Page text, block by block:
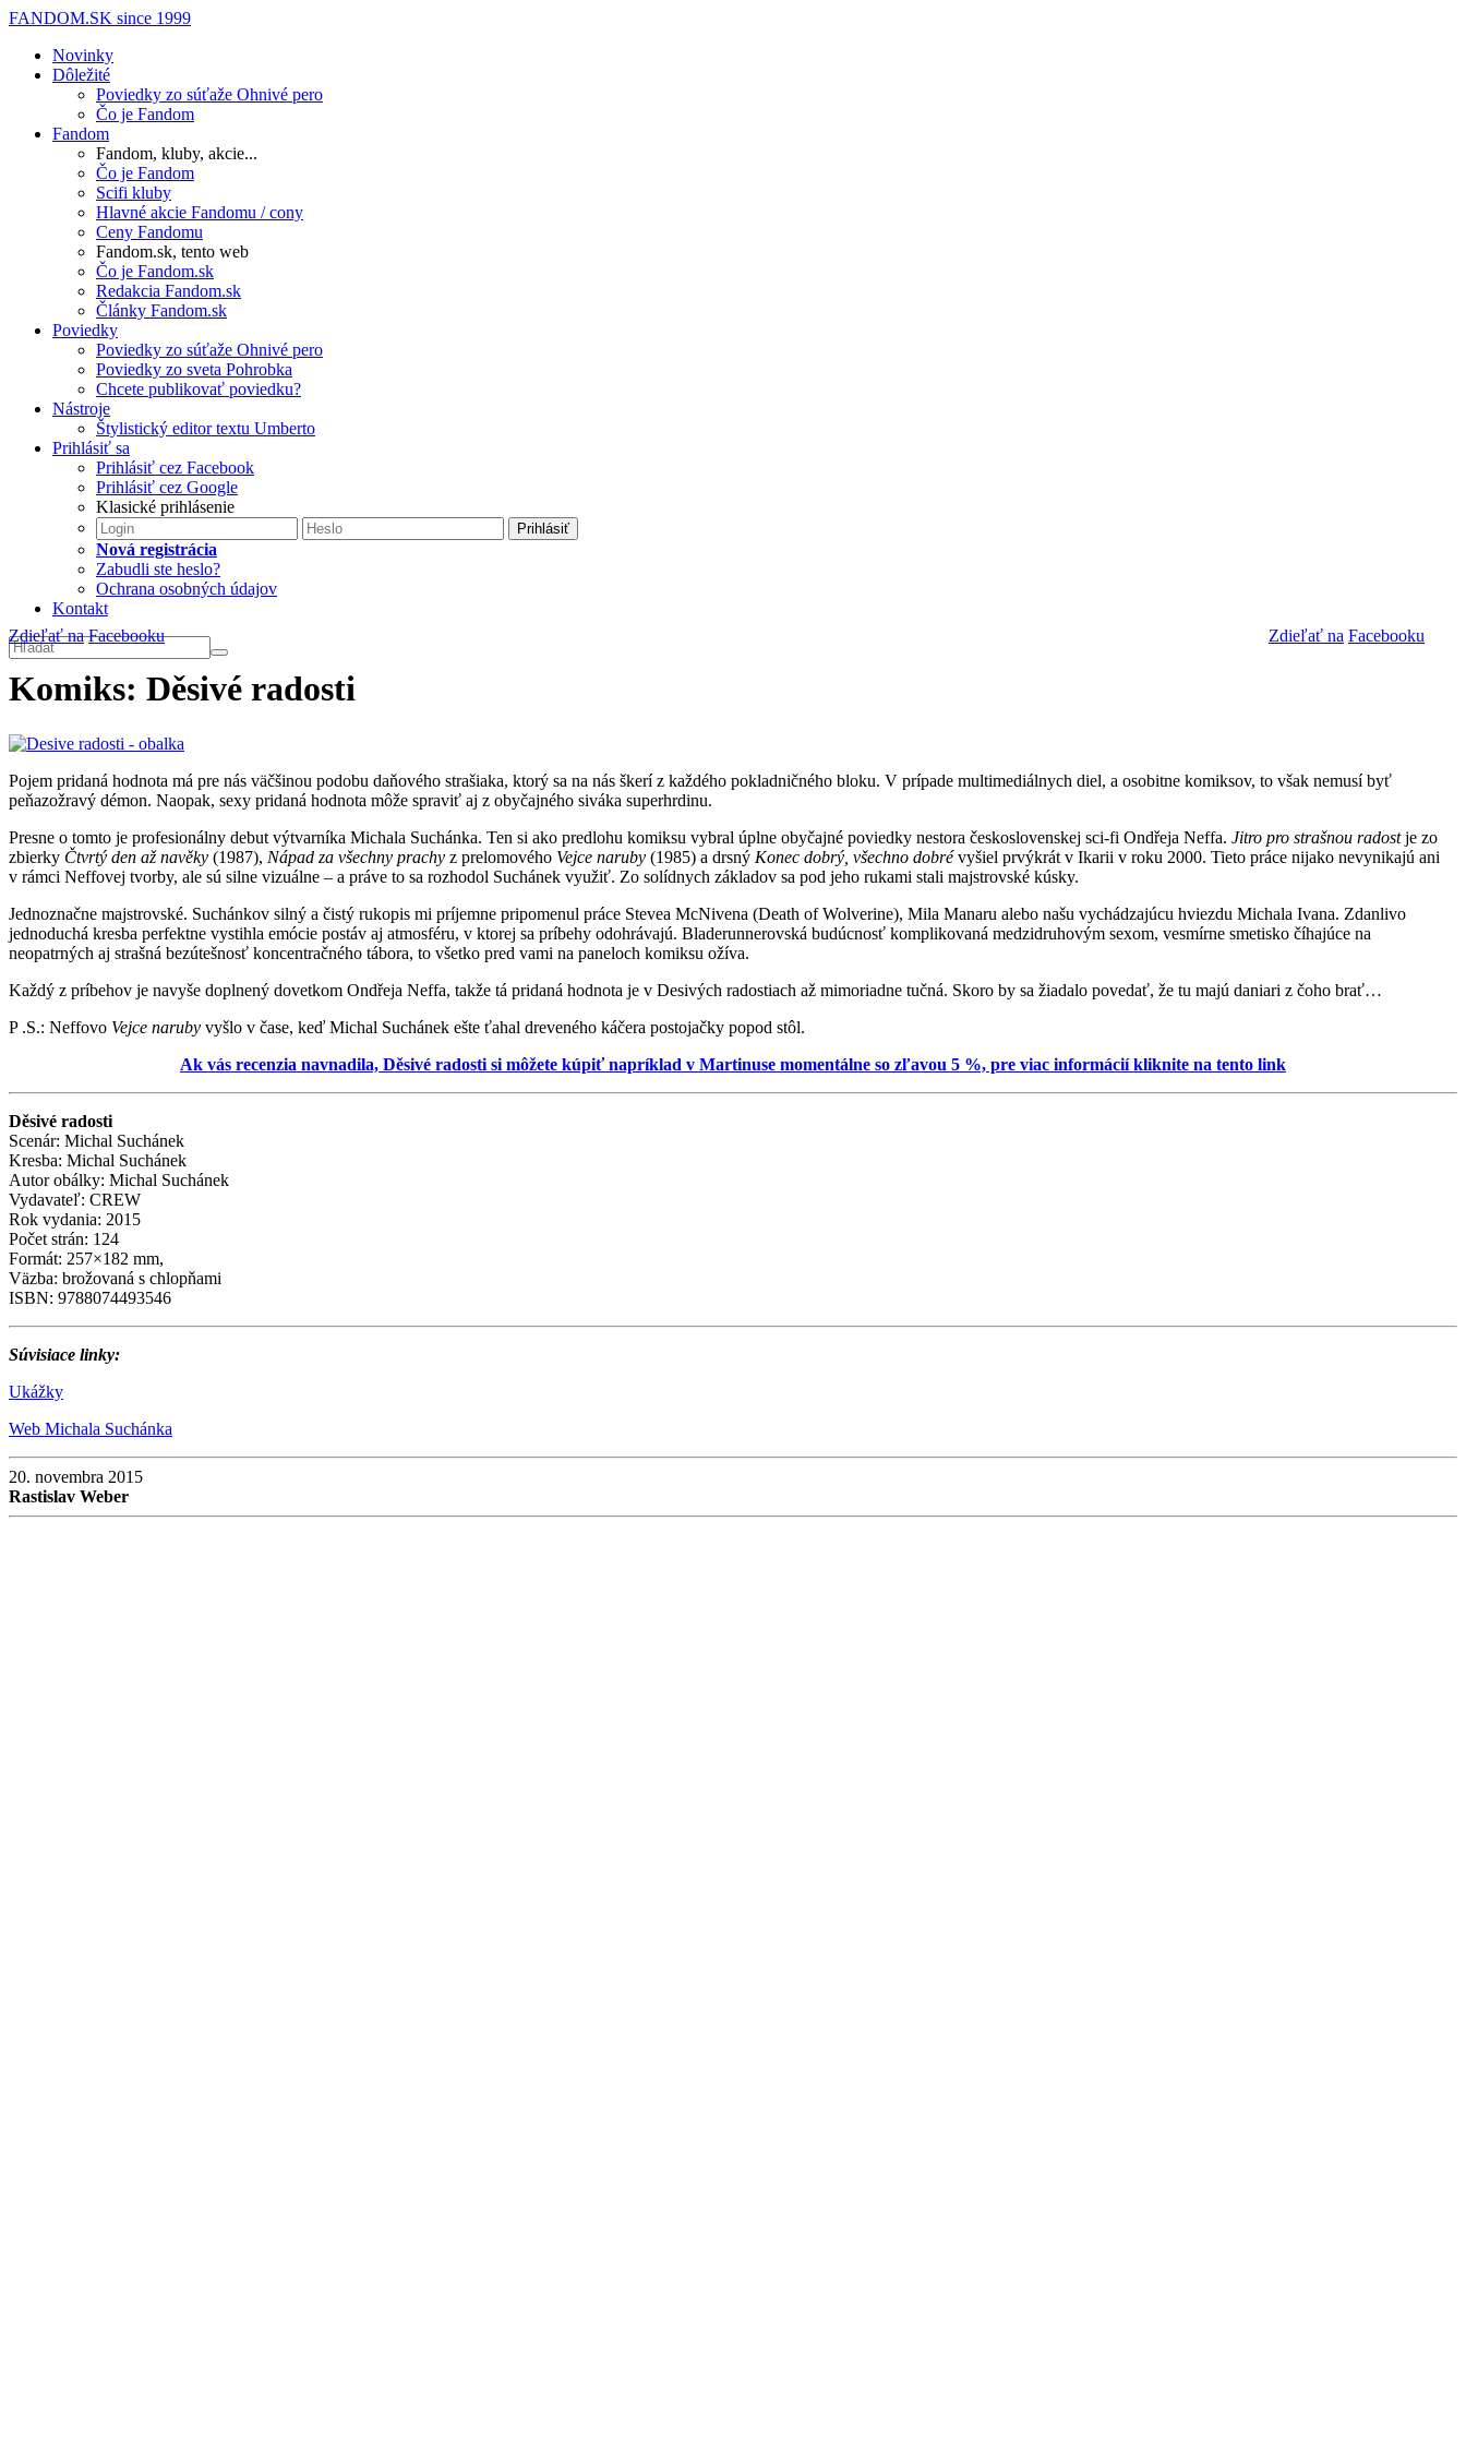
FANDOM.SK since 1999
Novinky
Dôležité
Poviedky zo súťaže Ohnivé pero
Čo je Fandom
Fandom
Fandom, kluby, akcie...
Čo je Fandom
Scifi kluby
Hlavné akcie Fandomu / cony
Ceny Fandomu
Fandom.sk, tento web
Čo je Fandom.sk
Redakcia Fandom.sk
Články Fandom.sk
Poviedky
Poviedky zo súťaže Ohnivé pero
Poviedky zo sveta Pohrobka
Chcete publikovať poviedku?
Nástroje
Štylistický editor textu Umberto
Prihlásiť sa
Prihlásiť cez Facebook
Prihlásiť cez Google
Klasické prihlásenie
Prihlásiť
Nová registrácia
Zabudli ste heslo?
Ochrana osobných údajov
Kontakt
Zdieľať na Facebooku
Zdieľať na Facebooku
Komiks: Děsivé radosti
Pojem pridaná hodnota má pre nás väčšinou podobu daňového strašiaka, ktorý sa na nás škerí z každého pokladničného bloku. V prípade multimediálnych diel, a osobitne komiksov, to však nemusí byť
peňazožravý démon. Naopak, sexy pridaná hodnota môže spraviť aj z obyčajného siváka superhrdinu.
Presne o tomto je profesionálny debut výtvarníka Michala Suchánka. Ten si ako predlohu komiksu vybral úplne obyčajné poviedky nestora československej sci-fi Ondřeja Neffa. Jitro pro strašnou radostje zo
zbierky Čtvrtý den až navěky (1987), Nápad za všechny prachy z prelomového Vejce naruby (1985) a drsný Konec dobrý, všechno dobrévyšiel prvýkrát v Ikarii v roku 2000. Tieto práce nijako nevynikajú ani
v rámci Neffovej tvorby, ale sú silne vizuálne – a práve to sa rozhodol Suchánek využiť. Zo solídnych základov sa pod jeho rukami stali majstrovské kúsky.
Jednoznačne majstrovské. Suchánkov silný a čistý rukopis mi príjemne pripomenul práce Stevea McNivena (Death of Wolverine), Mila Manaru alebo našu vychádzajúcu hviezdu Michala Ivana. Zdanlivo
jednoduchá kresba perfektne vystihla emócie postáv aj atmosféru, v ktorej sa príbehy odohrávajú. Bladerunnerovská budúcnosť komplikovaná medzidruhovým sexom, vesmírne smetisko číhajúce na
neopatrných aj strašná bezútešnosť koncentračného tábora, to všetko pred vami na paneloch komiksu ožíva.
Každý z príbehov je navyše doplnený dovetkom Ondřeja Neffa, takže tá pridaná hodnota je v Desivých radostiach až mimoriadne tučná. Skoro by sa žiadalo povedať, že tu majú daniari z čoho brať…
P .S.: Neffovo Vejce naruby vyšlo v čase, keď Michal Suchánek ešte ťahal dreveného káčera postojačky popod stôl.
Ak vás recenzia navnadila, Děsivé radosti si môžete kúpiť napríklad v Martinuse momentálne so zľavou 5 %, pre viac informácií kliknite na tento link
Děsivé radosti
Scenár: Michal Suchánek
Kresba: Michal Suchánek
Autor obálky: Michal Suchánek
Vydavateľ: CREW
Rok vydania: 2015
Počet strán: 124
Formát: 257×182 mm,
Väzba: brožovaná s chlopňami
ISBN: 9788074493546
Súvisiace linky:
Ukážky
Web Michala Suchánka
20. novembra 2015
Rastislav Weber